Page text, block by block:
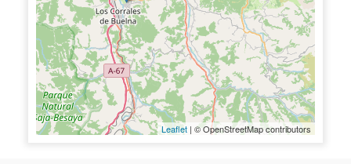
Leaflet | © OpenStreetMap contributors